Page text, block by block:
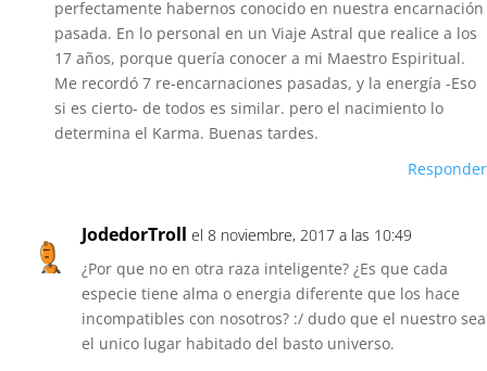
perfectamente habernos conocido en nuestra encarnación
pasada. En lo personal en un Viaje Astral que realice a los
17 años, porque quería conocer a mi Maestro Espiritual.
Me recordó 7 re-encarnaciones pasadas, y la energía -Eso
si es cierto- de todos es similar. pero el nacimiento lo
determina el Karma. Buenas tardes.
Responder
JodedorTroll el 8 noviembre, 2017 a las 10:49
¿Por que no en otra raza inteligente? ¿Es que cada
especie tiene alma o energia diferente que los hace
incompatibles con nosotros? :/ dudo que el nuestro sea
el unico lugar habitado del basto universo.